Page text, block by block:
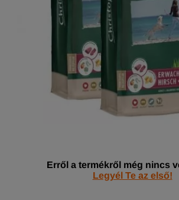
Erről a termékről még nincs
Legyél Te az első!